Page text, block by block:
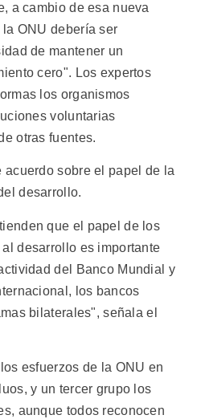
a cambio de esa nueva
ONU debería ser
de mantener un
cero". Los expertos
los organismos
voluntarias
otras fuentes.
acuerdo sobre el papel de la
desarrollo.
que el papel de los
desarrollo es importante
del Banco Mundial y
los bancos
bilaterales", señala el
esfuerzos de la ONU en
y un tercer grupo los
aunque todos reconocen